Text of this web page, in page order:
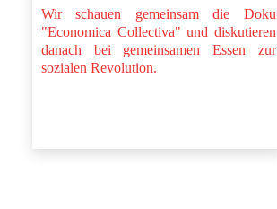
Wir schauen gemeinsam die Doku
"Economica Collectiva" und diskutieren
danach bei gemeinsamen Essen zur
sozialen Revolution.